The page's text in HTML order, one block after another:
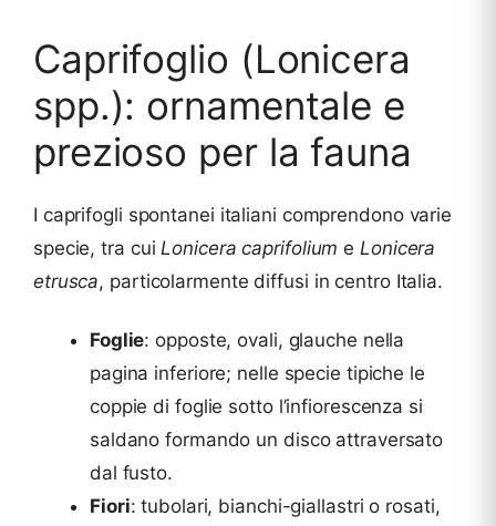
Caprifoglio (Lonicera
spp.): ornamentale e
prezioso per la fauna
I caprifogli spontanei italiani comprendono varie
specie, tra cui Lonicera caprifolium e Lonicera
etrusca, particolarmente diffusi in centro Italia.
Foglie: opposte, ovali, glauche nella
pagina inferiore; nelle specie tipiche le
coppie di foglie sotto l’infiorescenza si
saldano formando un disco attraversato
dal fusto.
Fiori: tubolari, bianchi-giallastri o rosati,